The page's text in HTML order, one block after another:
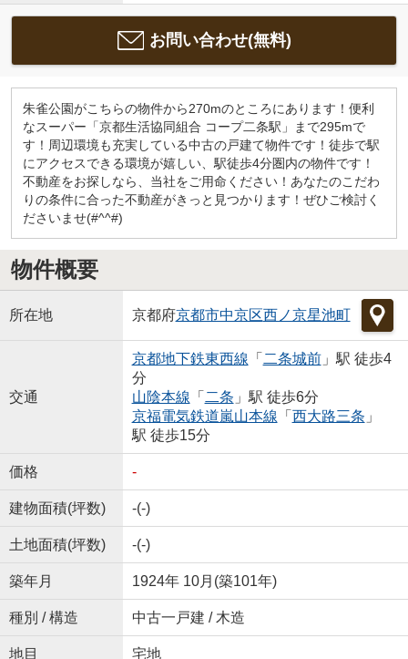
お問い合わせ(無料)
朱雀公園がこちらの物件から270mのところにあります！便利
なスーパー「京都生活協同組合 コープ二条駅」まで295mで
す！周辺環境も充実している中古の戸建て物件です！徒歩で駅
にアクセスできる環境が嬉しい、駅徒歩4分圏内の物件です！
不動産をお探しなら、当社をご用命ください！あなたのこだわ
りの条件に合った不動産がきっと見つかります！ぜひご検討く
ださいませ(#^^#)
物件概要
所在地 京都府京都市中京区西ノ京星池町
交通
京都地下鉄東西線 「 二条城前」駅 徒歩4
分
山陰本線 「 二条 」駅 徒歩6分
京福電気鉄道嵐山本線 「 西大路三条 」
駅 徒歩15分
価格 -
建物面積(坪数) -(-)
土地面積(坪数) -(-)
築年月 1924年 10月(築101年)
種別 / 構造 中古一戸建 / 木造
地目 宅地